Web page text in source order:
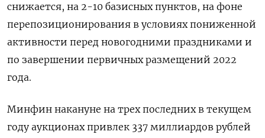
снижается, на 2-10 базисных пунктов, на фоне
перепозиционирования в условиях пониженной
активности перед новогодними праздниками и
по завершении первичных размещений 2022
года.
Минфин накануне на трех последних в текущем
году аукционах привлек 337 миллиардов рублей